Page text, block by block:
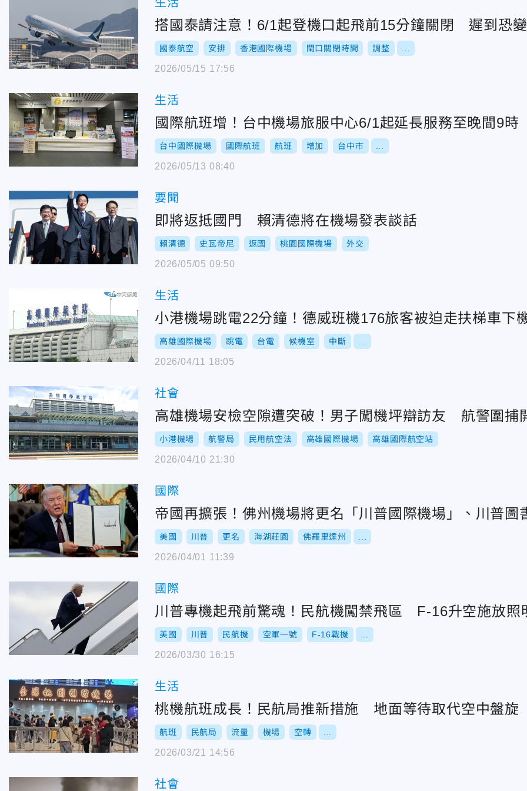
搭國泰請注意！6/1起登機口起飛前15分鐘關閉 遲到恐
國泰航空 安排 香港國際機場 閘口關閉時間 調整
2026/05/15 17:56
生活
國際航班增！台中機場旅服中心6/1起延長服務至晚間9時
台中國際機場 國際航班 航班 增加 台中市
2026/05/13 08:40
要聞
即將返抵國門 賴清德將在機場發表談話
賴清德 史瓦帝尼 返國 桃園國際機場 外交
2026/05/05 09:50
生活
小港機場跳電22分鐘！德威班機176旅客被迫走扶梯車下
高雄國際機場 跳電 台電 候機室 中斷
2026/04/11 18:05
社會
高雄機場安檢空隙遭突破！男子闖機坪辯訪友 航警圍捕
小港機場 航警局 民用航空法 高雄國際機場 高雄國際航空站
2026/04/10 21:30
國際
帝國再擴張！佛州機場將更名「川普國際機場」、川普圖
美國 川普 更名 海湖莊園 佛羅里達州
2026/04/01 11:39
國際
川普專機起飛前驚魂！民航機闖禁飛區 F-16升空施放照
美國 川普 民航機 空軍一號 F-16戰機
2026/03/30 16:15
生活
桃機航班成長！民航局推新措施 地面等待取代空中盤旋
航班 民航局 流量 機場 空轉
2026/03/21 14:56
社會